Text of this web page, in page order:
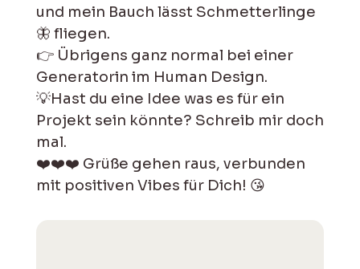
und mein Bauch lässt Schmetterlinge
🦋 fliegen.
👉 Übrigens ganz normal bei einer
Generatorin im Human Design.
💡Hast du eine Idee was es für ein
Projekt sein könnte? Schreib mir doch
mal.
❤️❤️❤️ Grüße gehen raus, verbunden
mit positiven Vibes für Dich! 😘